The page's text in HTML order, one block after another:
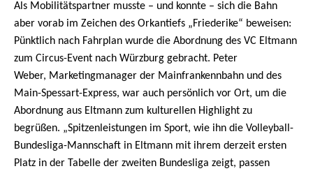
Als Mobilitätspartner musste – und konnte – sich die Bahn
aber vorab im Zeichen des Orkantiefs „Friederike“ beweisen:
Pünktlich nach Fahrplan wurde die Abordnung des VC Eltmann
zum Circus-Event nach Würzburg gebracht. Peter
Weber, Marketingmanager der Mainfrankennbahn und des
Main-Spessart-Express, war auch persönlich vor Ort, um die
Abordnung aus Eltmann zum kulturellen Highlight zu
begrüßen. „Spitzenleistungen im Sport, wie ihn die Volleyball-
Bundesliga-Mannschaft in Eltmann mit ihrem derzeit ersten
Platz in der Tabelle der zweiten Bundesliga zeigt, passen